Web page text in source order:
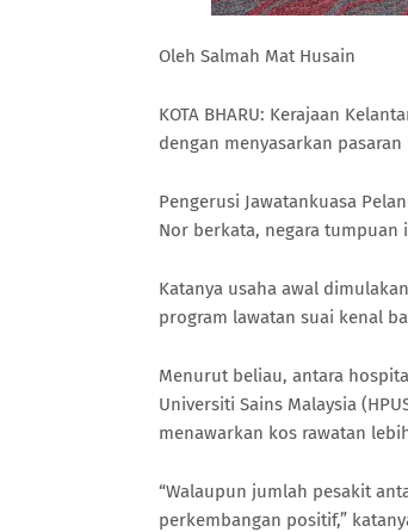
Oleh Salmah Mat Husain
KOTA BHARU: Kerajaan
dengan menyasarkan
Pengerusi Jawatankuasa
Nor berkata, negara tumpuan
Katanya usaha awal
program lawatan suai kenal
Menurut beliau, antara
Universiti Sains Malaysia
menawarkan kos rawatan
“Walaupun jumlah pesakit
perkembangan positif,”